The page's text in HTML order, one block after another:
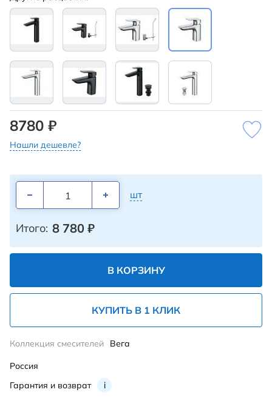
8780 ₽
Нашли дешевле?
шт
Итого: 8 780 ₽
В КОРЗИНУ
КУПИТЬ В 1 КЛИК
Гарантия и возврат i
Коллекция смесителей Вега
Россия